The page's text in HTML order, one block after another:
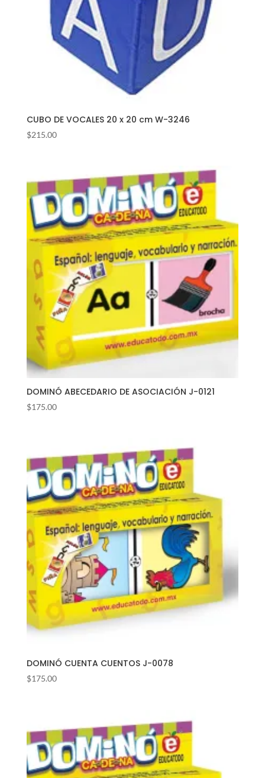
CUBO DE VOCALES 20 x 20 cm W-3246
$215.00
DOMINÓ ABECEDARIO DE ASOCIACIÓN J-0121
$175.00
DOMINÓ CUENTA CUENTOS J-0078
$175.00